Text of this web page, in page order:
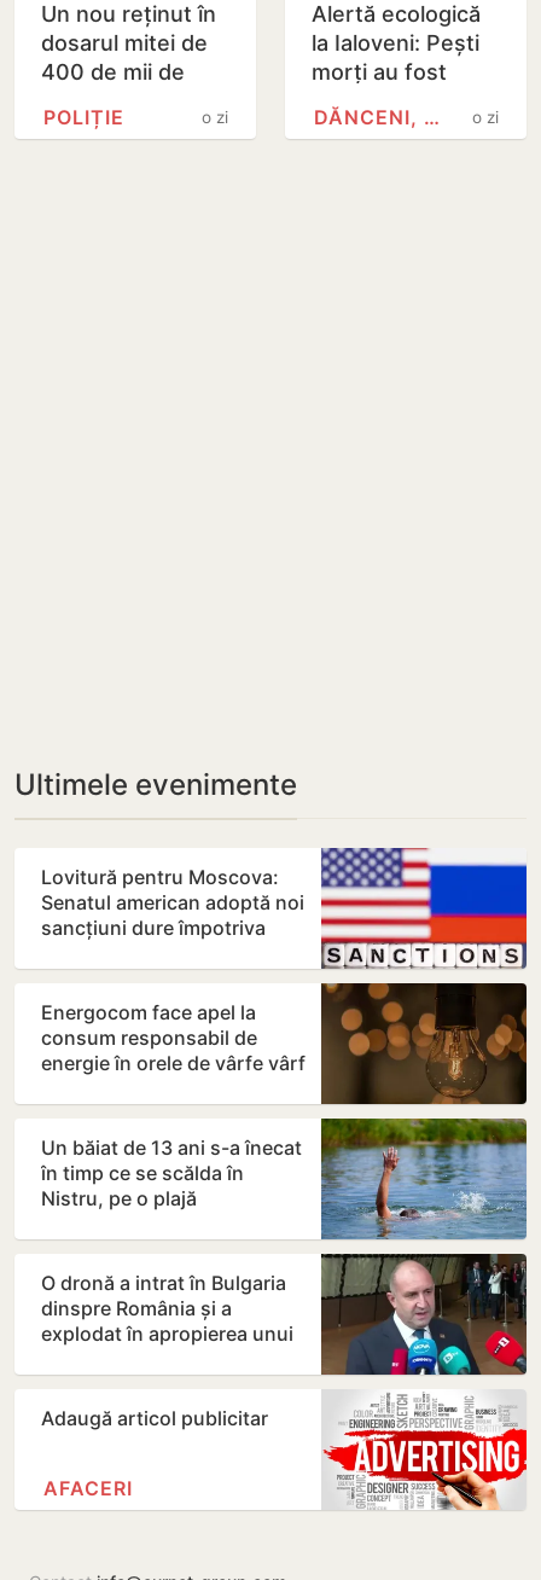
Un nou reținut în
dosarul mitei de
400 de mii de
facilitat transferul
o zi
POLIȚIE
Alertă ecologică
la Ialoveni: Pești
morți au fost
observați plutind
la suprafața
o zi
DĂNCENI, IALOVENI
Ultimele evenimente
Lovitură pentru Moscova:
Senatul american adoptă noi
sancțiuni dure împotriva
Energocom face apel la
consum responsabil de
energie în orele de vârfe vârf
Un băiat de 13 ani s-a înecat
în timp ce se scălda în
Nistru, pe o plajă
O dronă a intrat în Bulgaria
dinspre România și a
explodat în apropierea unui
Adaugă articol publicitar
AFACERI